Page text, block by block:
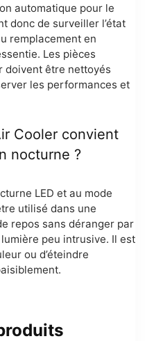
automatique pour le
donc de surveiller l’état
remplacement en
Les pièces
doivent être nettoyés
les performances et
Cooler convient
nocturne ?
LED et au mode
utilisé dans une
repos sans déranger par
peu intrusive. Il est
ou d’éteindre